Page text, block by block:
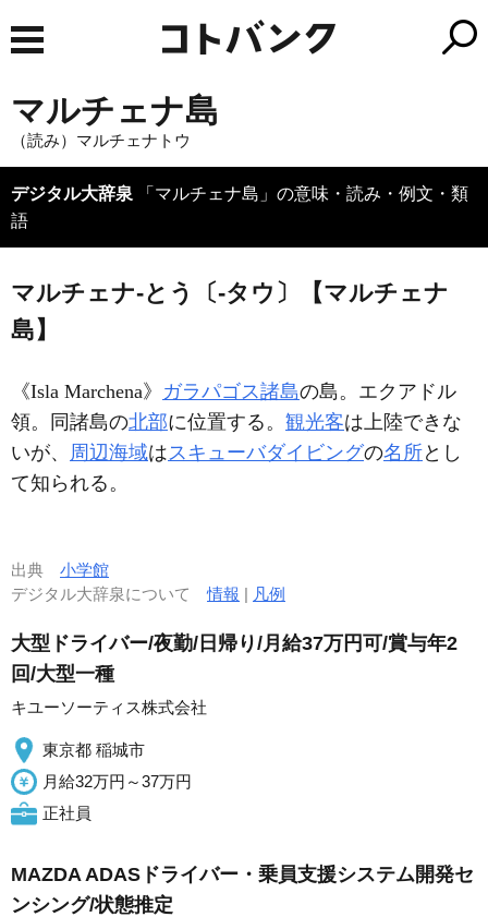
マルチェナ島
（読み）マルチェナトウ
デジタル大辞泉 「マルチェナ島」の意味・読み・例文・類
語
マルチェナ‐とう〔‐タウ〕【マルチェナ
島】
《Isla Marchena》 ガラパゴス諸島の島。エクアドル
領。同諸島の北部に位置する。 観光客は上陸できな
いが、 周辺海域はスキューバダイビングの名所とし
て知られる。
出典 小学館
デジタル大辞泉について情報 | 凡例
大型ドライバー/夜勤/日帰り/月給37万円可/賞与年2
回/大型一種
キユーソーティス株式会社
東京都 稲城市
月給32万円～37万円
正社員
MAZDA ADASドライバー・乗員支援システム開発セ
ンシング/状態推定